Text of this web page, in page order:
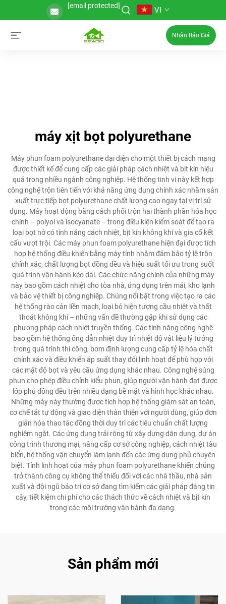
[email protected] VI
Nhận Báo Giá
máy xịt bọt polyurethane
Máy phun foam polyurethane đại diện cho một thiết bị cách mạng
được thiết kế để cung cấp các giải pháp cách nhiệt và bịt kín hiệu
quả trong nhiều ngành công nghiệp. Hệ thống tinh vi này kết hợp
công nghệ trộn tiên tiến với khả năng ứng dụng chính xác nhằm sản
xuất trực tiếp bọt polyurethane chất lượng cao ngay tại vị trí sử
dụng. Máy hoạt động bằng cách phối trộn hai thành phần hóa học
chính – polyol và isocyanate – trong điều kiện kiểm soát để tạo ra
loại bọt nở có tính năng cách nhiệt, bịt kín không khí và gia cố kết
cấu vượt trội. Các máy phun foam polyurethane hiện đại được tích
hợp hệ thống điều khiển bằng máy tính nhằm đảm bảo tỷ lệ trộn
chính xác, chất lượng bọt đồng đều và hiệu suất tối ưu trong suốt
quá trình vận hành kéo dài. Các chức năng chính của những máy
này bao gồm cách nhiệt cho tòa nhà, ứng dụng trên mái, kho lạnh
và bảo vệ thiết bị công nghiệp. Chúng nổi bật trong việc tạo ra các
hệ thống rào cản liền mạch, loại bỏ hiện tượng cầu nhiệt và thất
thoát không khí – những vấn đề thường gặp khi sử dụng các
phương pháp cách nhiệt truyền thống. Các tính năng công nghệ
bao gồm hệ thống ống dẫn nhiệt duy trì nhiệt độ vật liệu lý tưởng
trong quá trình thi công, bơm định lượng cung cấp tỷ lệ hóa chất
chính xác và điều khiển áp suất thay đổi linh hoạt để phù hợp với
các mật độ bọt và yêu cầu ứng dụng khác nhau. Công nghệ súng
phun cho phép điều chỉnh kiểu phun, giúp người vận hành đạt được
lớp phủ đồng đều trên nhiều dạng bề mặt và hình học khác nhau.
Những máy này thường được tích hợp hệ thống giám sát an toàn,
cơ chế tắt tự động và giao diện thân thiện với người dùng, giúp đơn
giản hóa thao tác đồng thời duy trì các tiêu chuẩn chất lượng
nghiêm ngặt. Các ứng dụng trải rộng từ xây dựng dân dụng, dự án
công trình thương mại, nâng cấp cơ sở công nghiệp, cách nhiệt tàu
biển, hệ thống vận chuyển làm lạnh đến các ứng dụng phủ chuyên
biệt. Tính linh hoạt của máy phun foam polyurethane khiến chúng
trở thành công cụ không thể thiếu đối với các nhà thầu, nhà sản
xuất và đội ngũ bảo trì cơ sở đang tìm kiếm các giải pháp đáng tin
cậy, tiết kiệm chi phí cho các thách thức về cách nhiệt và bịt kín
trong các môi trường vận hành đa dạng.
Sản phẩm mới